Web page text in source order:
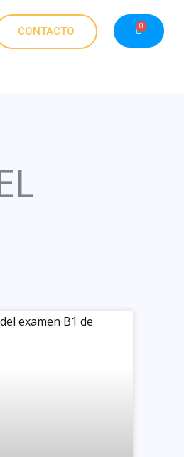
CONTACTO 0
Cart